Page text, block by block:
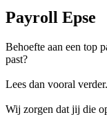
Payroll Epse
Behoefte aan een top
past?
Lees dan vooral verder.
Wij zorgen dat jij die